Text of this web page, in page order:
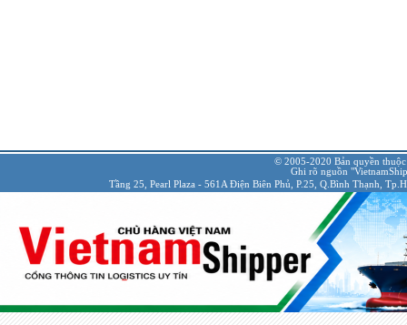
© 2005-2020 Bản quyền
Ghi rõ nguồn
Tầng 25, Pearl Plaza - 561A Điện Biên Phủ, P.25, Q.Bình Thạnh,